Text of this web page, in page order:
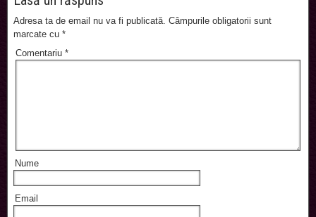
Adresa ta de email nu va fi publicată. Câmpurile obligatorii sunt
marcate cu *
Comentariu *
Nume
Email